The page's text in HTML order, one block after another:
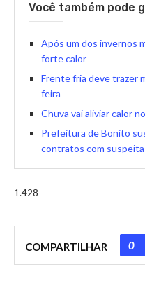
Você também pode
Após um dos invernos
forte calor
Frente fria deve trazer
feira
Chuva vai aliviar calor
Prefeitura de Bonito
contratos com
1.428
COMPARTILHAR 0